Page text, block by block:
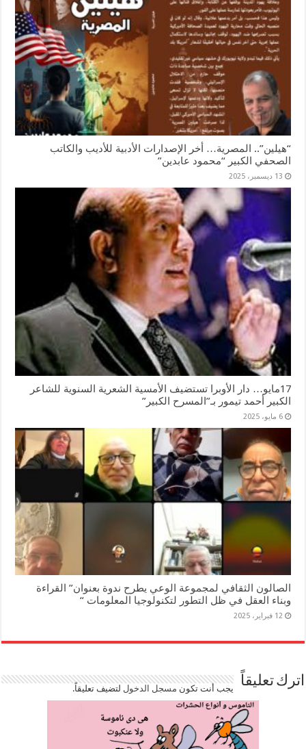
“هيلين”.. المصرية… أخر الإصدارات الأدبية للأديب والكاتب
الصحفي الكبير “محمود عابدين”
13 ديسمبر، 2025
17مايو… دار الأوبرا تستضيف الأمسية الشعرية السنوية للشاعر
الكبير أحمد تيمور بـ”المسرح الكبير”
6 مايو، 2025
الصالون الثقافي لمجموعة الوعي يطرح ندوة بعنوان” القراءة
وبناء العقل في ظل التطور لتكنولوجيا المعلومات “
12 فبراير، 2025
اترك تعليقاً يجب أنت تكون مسجل الدخوللتضيف تعليقاً.